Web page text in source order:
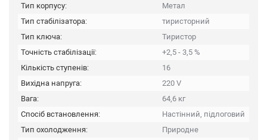
Тип корпусу:
Метал
Тип стабілізатора:
тиристорний
Тип ключа:
Тиристор
Точність стабілізації:
+2,5 - 3,5 %
Кількість ступенів:
16
Вихідна напруга:
220 V
Вага:
64,6 кг
Спосіб встановлення:
Настінний, підлоговий
Тип охолодження:
Природне